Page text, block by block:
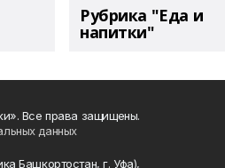
Рубрика "Еда и
напитки"
Все права защищены.
данных
Башкортостан, г. Уфа),